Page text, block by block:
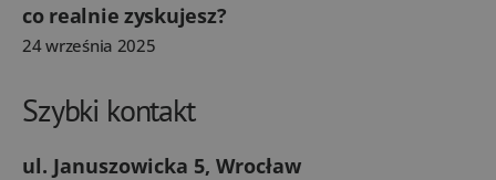
co realnie zyskujesz?
24 września 2025
Szybki kontakt
ul. Januszowicka 5, Wrocław